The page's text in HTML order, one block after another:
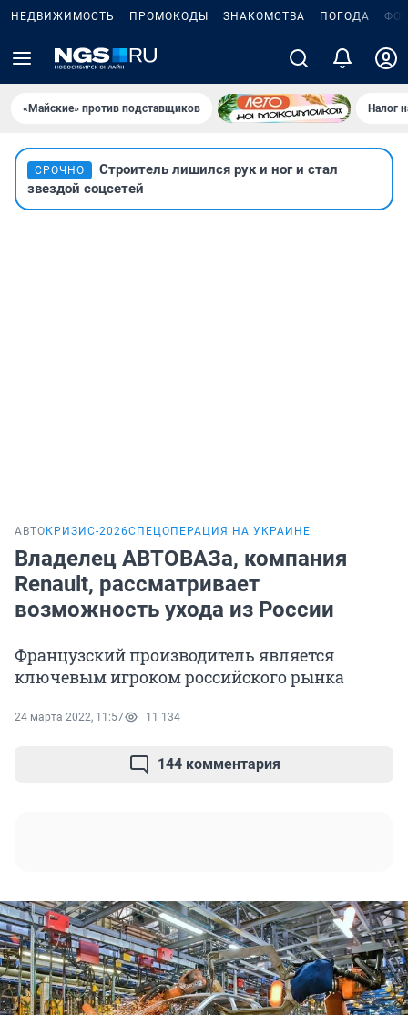
НЕДВИЖИМОСТЬ ПРОМОКОДЫ ЗНАКОМСТВА ПОГОДА
«Майские» против подставщиков Налог
СРОЧНО
Строитель лишился рук и ног и стал
звездой соцсетей
АВТО КРИЗИС-2026СПЕЦОПЕРАЦИЯ НА УКРАИНЕ
Владелец АВТОВАЗа, компания
Renault, рассматривает
возможность ухода из России
Французский производитель является
ключевым игроком российского рынка
24 марта 2022, 11:57 11 134
144 комментария